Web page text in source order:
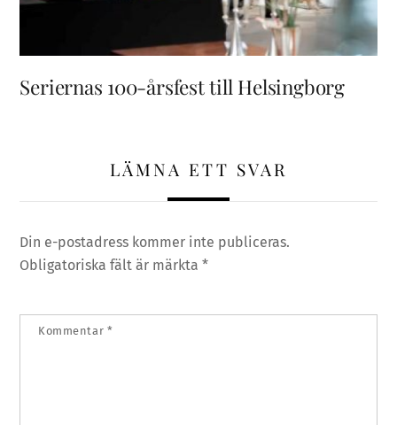
Seriernas 100-årsfest till Helsingborg
LÄMNA ETT SVAR
Din e-postadress kommer inte publiceras.
Obligatoriska fält är märkta*
Kommentar *